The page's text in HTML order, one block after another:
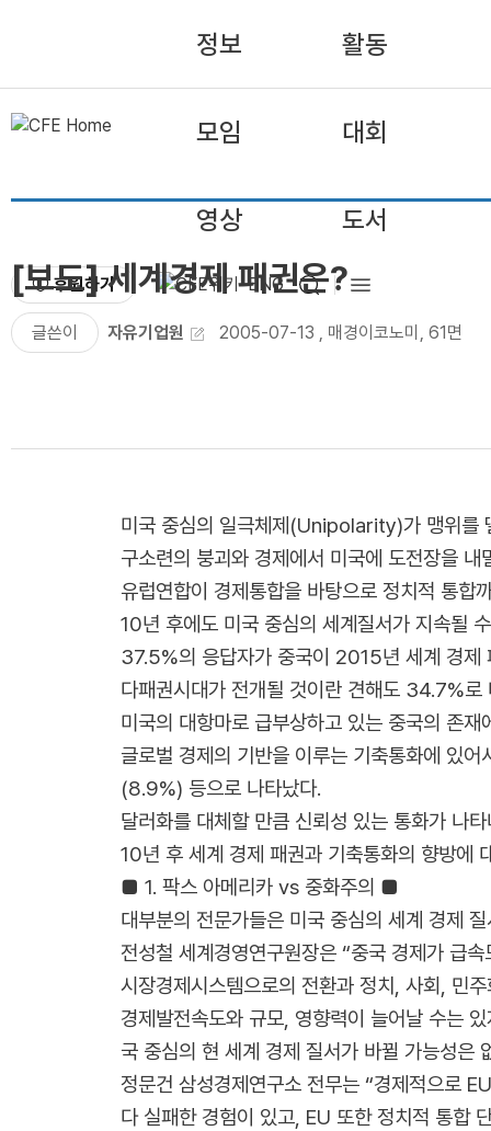
정보 활동
모임 대회
영상 도서
후원하기 ENG
[보도] 세계경제 패권은?
글쓴이 자유기업원 2005-07-13 , 매경이코노미, 61면
미국 중심의 일극체제(Unipolarity)가 맹위를
구소련의 붕괴와 경제에서 미국에 도전장을
유럽연합이 경제통합을 바탕으로 정치적 통합
10년 후에도 미국 중심의 세계질서가 지속될
37.5%의 응답자가 중국이 2015년 세계 경제
다패권시대가 전개될 것이란 견해도 34.7%
미국의 대항마로 급부상하고 있는 중국의 존
글로벌 경제의 기반을 이루는 기축통화에 있
(8.9%) 등으로 나타났다.
달러화를 대체할 만큼 신뢰성 있는 통화가 나
10년 후 세계 경제 패권과 기축통화의 향방에
■ 1. 팍스 아메리카 vs 중화주의 ■
대부분의 전문가들은 미국 중심의 세계 경제
전성철 세계경영연구원장은 “중국 경제가 급
시장경제시스템으로의 전환과 정치, 사회, 민
경제발전속도와 규모, 영향력이 늘어날 수는
국 중심의 현 세계 경제 질서가 바뀔 가능성은
정문건 삼성경제연구소 전무는 “경제적으로
다 실패한 경험이 있고, EU 또한 정치적 통합